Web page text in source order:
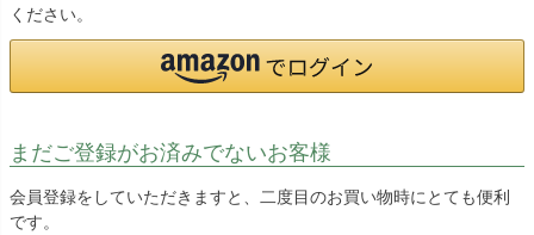
ください。
まだご登録がお済みでないお客様
会員登録をしていただきますと、二度目のお買い物時にとても便利
です。